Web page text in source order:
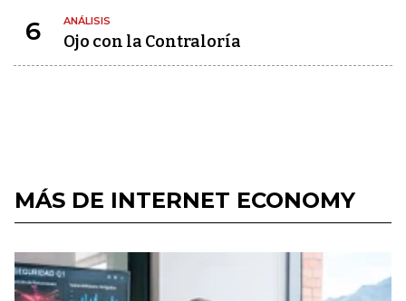
6 ANÁLISIS
Ojo con la Contraloría
MÁS DE INTERNET ECONOMY